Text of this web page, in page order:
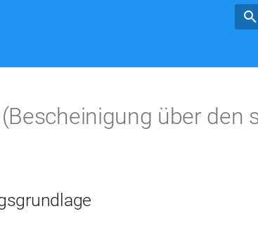
(Bescheinigung über den